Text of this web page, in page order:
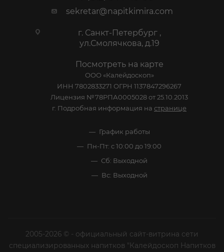
sekretar@napitkimira.com
г. Санкт-Петербург ,
ул.Смолячкова, д.19
Посмотреть на карте
ООО «Калейдоскоп»
ИНН 7802833271 ОГРН 1137847296267
Лицензия №78РПА0005028 от 25.10.2013
г. Подробная информация на странице
График работы
Пн-Пт: с 10:00 до 19:00
Сб: Выходной
Вс: Выходной
2005-2026 © - официальный сайт-витрина сети
специализированных напитков "Калейдоскоп Напитков